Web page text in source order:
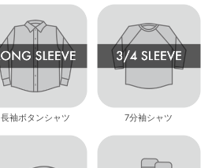
長袖ボタンシャツ 7分袖シャツ